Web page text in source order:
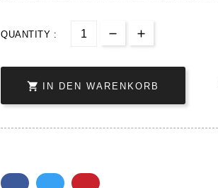
QUANTITY :
 IN DEN WARENKORB